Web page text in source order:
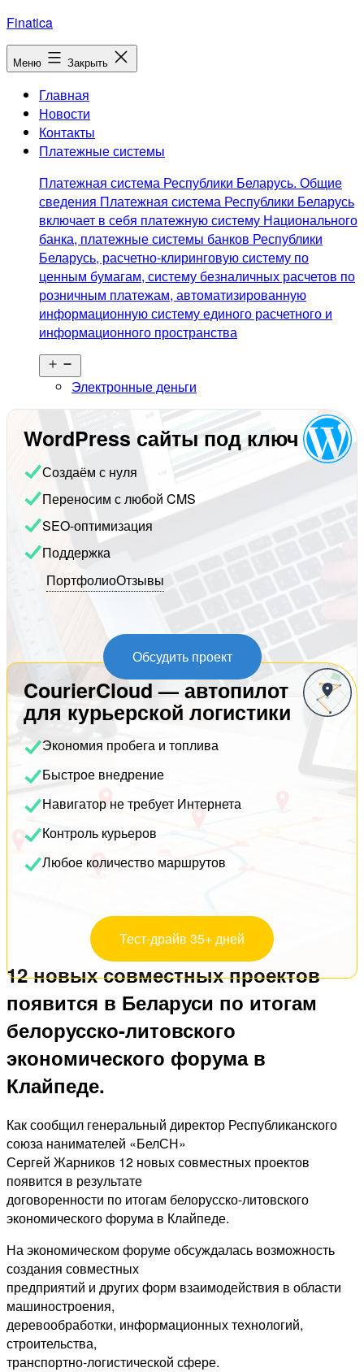
Перейти
к
содержимому
Finatica
Меню Закрыть
Главная
Новости
Контакты
Платежные системы
Платежная система Республики Беларусь. Общие
сведения Платежная система Республики Беларусь
включает в себя платежную систему Национального
банка, платежные системы банков Республики
Беларусь, расчетно-клиринговую систему по
ценным бумагам, систему безналичных расчетов по
розничным платежам, автоматизированную
информационную систему единого расчетного и
информационного пространства
меню
Электронные деньги
WordPress сайты под ключ
Создаём с нуля
Переносим с любой CMS
SEO-оптимизация
Поддержка
ПортфолиоОтзывы
Обсудить проект
CourierCloud — автопилот
для курьерской логистики
Экономия пробега и топлива
Быстрое внедрение
Навигатор не требует Интернета
Контроль курьеров
Любое количество маршрутов
Тест-драйв 35+ дней
12 новых совместных проектов
появится в Беларуси по итогам
белорусско-литовского
экономического форума в
Клайпеде.
Как сообщил генеральный директор Республиканского
союза нанимателей «БелСН»
Сергей Жарников 12 новых совместных проектов
появится в результате
договоренности по итогам белорусско-литовского
экономического форума в Клайпеде.
На экономическом форуме обсуждалась возможность
создания совместных
предприятий и других форм взаимодействия в области
машиностроения,
деревообработки, информационных технологий,
строительства,
транспортно-логистической сфере.